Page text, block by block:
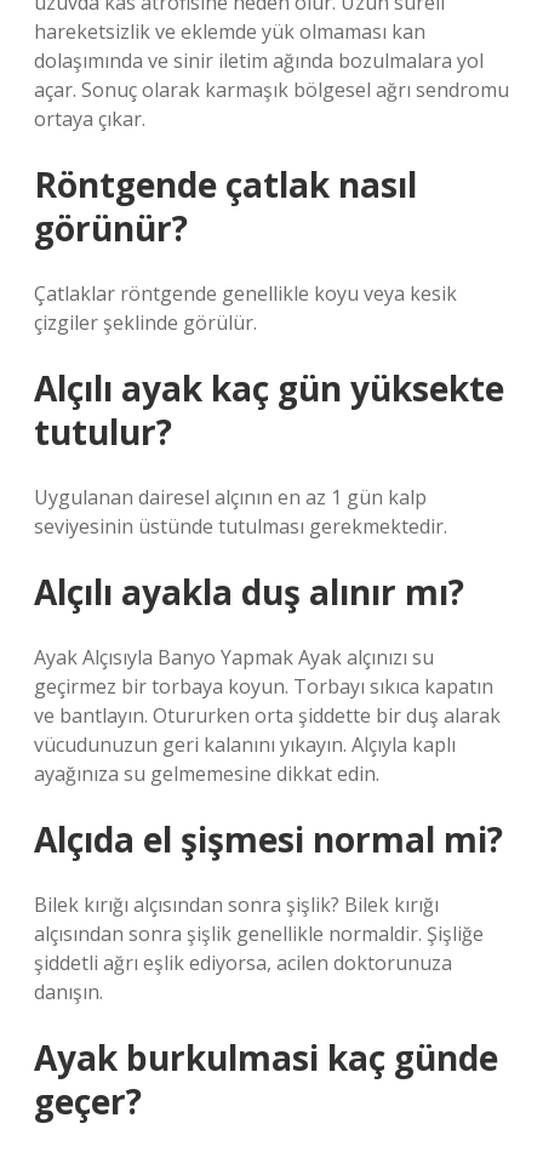
hareketsizlik ve eklemde yük olmaması kan
dolaşımında ve sinir iletim ağında bozulmalara yol
açar. Sonuç olarak karmaşık bölgesel ağrı sendromu
ortaya çıkar.
Röntgende çatlak nasıl
görünür?
Çatlaklar röntgende genellikle koyu veya kesik
çizgiler şeklinde görülür.
Alçılı ayak kaç gün yüksekte
tutulur?
Uygulanan dairesel alçının en az 1 gün kalp
seviyesinin üstünde tutulması gerekmektedir.
Alçılı ayakla duş alınır mı?
Ayak Alçısıyla Banyo Yapmak Ayak alçınızı su
geçirmez bir torbaya koyun. Torbayı sıkıca kapatın
ve bantlayın. Otururken orta şiddette bir duş alarak
vücudunuzun geri kalanını yıkayın. Alçıyla kaplı
ayağınıza su gelmemesine dikkat edin.
Alçıda el şişmesi normal mi?
Bilek kırığı alçısından sonra şişlik? Bilek kırığı
alçısından sonra şişlik genellikle normaldir. Şişliğe
şiddetli ağrı eşlik ediyorsa, acilen doktorunuza
danışın.
Ayak burkulmasi kaç günde
geçer?